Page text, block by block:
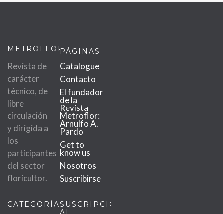
METROFLOR
Revista de
carácter
técnico, de
libre
circulación
y dirigida a
los
participantes
del sector
floricultor.
PÁGINAS
Catalogue
Contacto
El fundador
de la
Revista
Metroflor:
Arnulfo A.
Pardo
Get to
know us
Nosotros
Suscribirse
CATEGORÍASSUSCRIPCIÓN
AL